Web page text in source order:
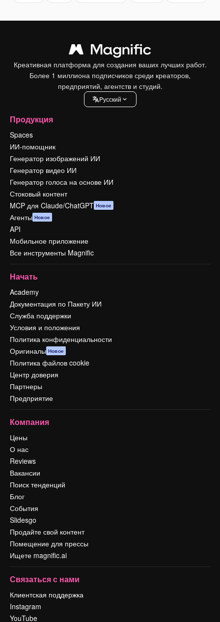
Креативная платформа для создания ваших лучших работ.
Более 1 миллиона подписчиков среди креаторов,
предприятий, агентств и студий.
Pусский
Продукция
Spaces
ИИ-помощник
Генератор изображений ИИ
Генератор видео ИИ
Генератор голоса на основе ИИ
Стоковый контент
MCP для Claude/ChatGPT Новое
Агенты Новое
API
Мобильное приложение
Все инструменты Magnific
Начать
Academy
Документация по Пакету ИИ
Служба поддержки
Условия и положения
Политика конфиденциальности
Оригиналы Новое
Политика файлов cookie
Центр доверия
Партнеры
Предприятие
Компания
Цены
О нас
Reviews
Вакансии
Поиск тенденций
Блог
События
Slidesgo
Продайте свой контент
Помещение для прессы
Ищете magnific.ai
Связаться с нами
Клиентская поддержка
Instagram
YouTube